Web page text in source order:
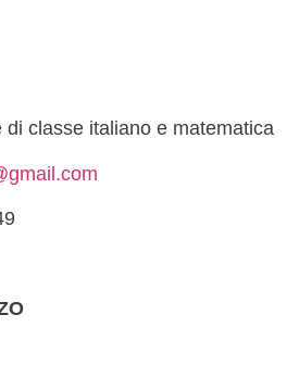
di classe italiano e matematica